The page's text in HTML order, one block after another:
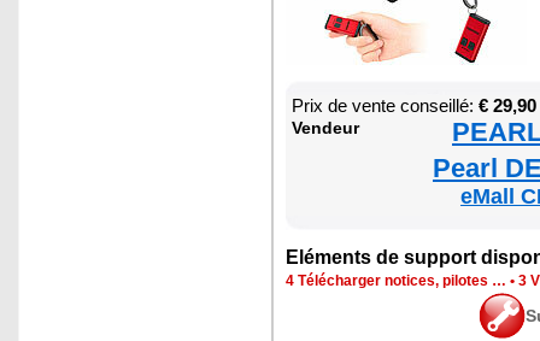
Prix de vente conseillé: € 29,90
Ven­deur
Pearl
eMall
Elé­ments de sup­port
4 Télé­char­ger notices, pilotes … • 3